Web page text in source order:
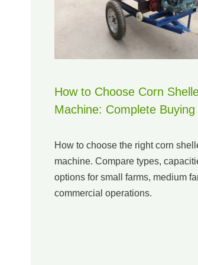
How to Choose Corn
Machine: Complete
How to choose the right corn
machine. Compare types,
options for small farms, medium
commercial operations.